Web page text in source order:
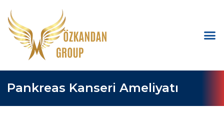
Pankreas Kanseri Ameliyatı